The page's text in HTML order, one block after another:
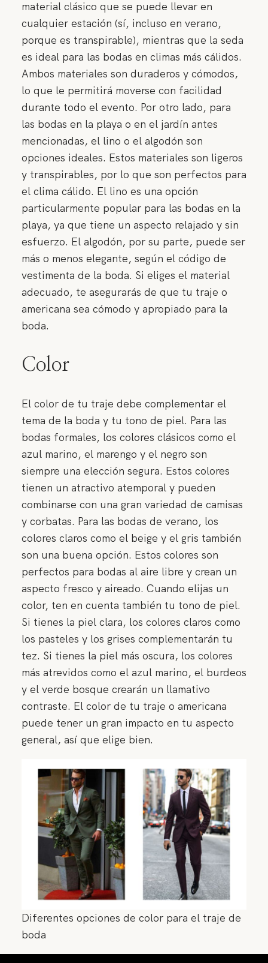
material clásico que se puede llevar en
cualquier estación (sí, incluso en verano,
porque es transpirable), mientras que la seda
es ideal para las bodas en climas más cálidos.
Ambos materiales son duraderos y cómodos,
lo que le permitirá moverse con facilidad
durante todo el evento. Por otro lado, para
las bodas en la playa o en el jardín antes
mencionadas, el lino o el algodón son
opciones ideales. Estos materiales son ligeros
y transpirables, por lo que son perfectos para
el clima cálido. El lino es una opción
particularmente popular para las bodas en la
playa, ya que tiene un aspecto relajado y sin
esfuerzo. El algodón, por su parte, puede ser
más o menos elegante, según el código de
vestimenta de la boda. Si eliges el material
adecuado, te asegurarás de que tu traje o
americana sea cómodo y apropiado para la
boda.
Color
El color de tu traje debe complementar el
tema de la boda y tu tono de piel. Para las
bodas formales, los colores clásicos como el
azul marino, el marengo y el negro son
siempre una elección segura. Estos colores
tienen un atractivo atemporal y pueden
combinarse con una gran variedad de camisas
y corbatas. Para las bodas de verano, los
colores claros como el beige y el gris también
son una buena opción. Estos colores son
perfectos para bodas al aire libre y crean un
aspecto fresco y aireado. Cuando elijas un
color, ten en cuenta también tu tono de piel.
Si tienes la piel clara, los colores claros como
los pasteles y los grises complementarán tu
tez. Si tienes la piel más oscura, los colores
más atrevidos como el azul marino, el burdeos
y el verde bosque crearán un llamativo
contraste. El color de tu traje o americana
puede tener un gran impacto en tu aspecto
general, así que elige bien.
Diferentes opciones de color para el traje de
boda